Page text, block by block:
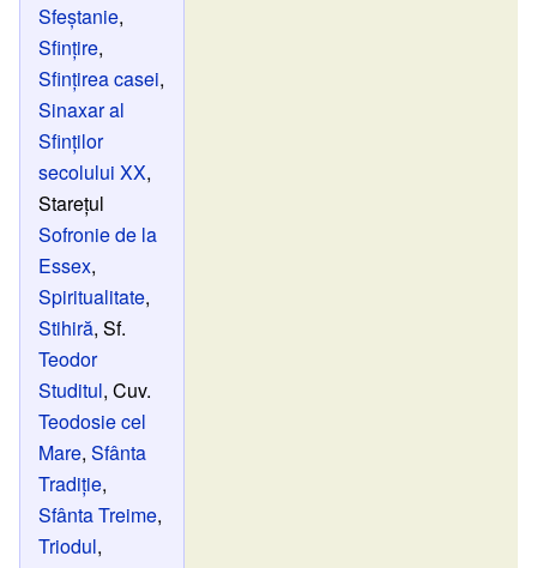
Sfeștanie,
Sfințire,
Sfințirea casei,
Sinaxar al
Sfinților
secolului XX,
Starețul
Sofronie de la
Essex,
Spiritualitate,
Stihiră, Sf.
Teodor
Studitul, Cuv.
Teodosie cel
Mare,Sfânta
Tradiție,
Sfânta Treime,
Triodul,